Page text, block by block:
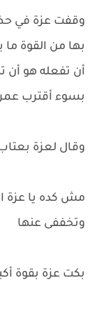
وقفت عزة في
بها من القوة
أن تفعله هو أن
بسوء أقترب
وقال لعزة
مش كده يا عزة
وتخففى عنها
بكت عزة بقوة